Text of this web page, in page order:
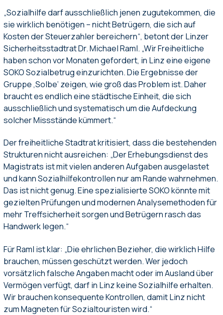
„Sozialhilfe darf ausschließlich jenen zugutekommen, die
sie wirklich benötigen – nicht Betrügern, die sich auf
Kosten der Steuerzahler bereichern“, betont der Linzer
Sicherheitsstadtrat Dr. Michael Raml. „Wir Freiheitliche
haben schon vor Monaten gefordert, in Linz eine eigene
SOKO Sozialbetrug einzurichten. Die Ergebnisse der
Gruppe ‚Solbe‘ zeigen, wie groß das Problem ist. Daher
braucht es endlich eine städtische Einheit, die sich
ausschließlich und systematisch um die Aufdeckung
solcher Missstände kümmert.“
Der freiheitliche Stadtrat kritisiert, dass die bestehenden
Strukturen nicht ausreichen: „Der Erhebungsdienst des
Magistrats ist mit vielen anderen Aufgaben ausgelastet
und kann Sozialhilfekontrollen nur am Rande wahrnehmen.
Das ist nicht genug. Eine spezialisierte SOKO könnte mit
gezielten Prüfungen und modernen Analysemethoden für
mehr Treffsicherheit sorgen und Betrügern rasch das
Handwerk legen.“
Für Raml ist klar: „Die ehrlichen Bezieher, die wirklich Hilfe
brauchen, müssen geschützt werden. Wer jedoch
vorsätzlich falsche Angaben macht oder im Ausland über
Vermögen verfügt, darf in Linz keine Sozialhilfe erhalten.
Wir brauchen konsequente Kontrollen, damit Linz nicht
zum Magneten für Sozialtouristen wird.“